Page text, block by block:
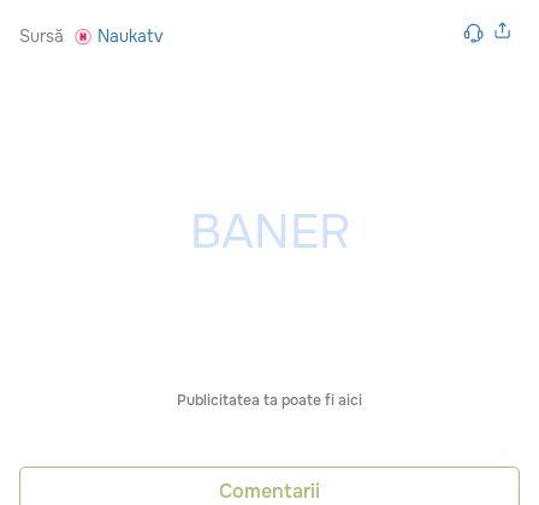
Sursă Naukatv
Publicitatea ta poate fi aici
Comentarii